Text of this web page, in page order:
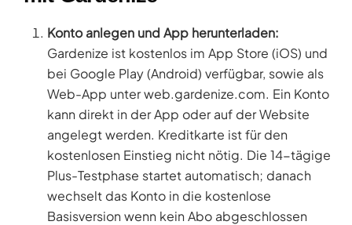
Konto anlegen und App herunterladen:
Gardenize ist kostenlos im App Store (iOS) und
bei Google Play (Android) verfügbar, sowie als
Web-App unter web.gardenize.com. Ein Konto
kann direkt in der App oder auf der Website
angelegt werden. Kreditkarte ist für den
kostenlosen Einstieg nicht nötig. Die 14-tägige
Plus-Testphase startet automatisch; danach
wechselt das Konto in die kostenlose
Basisversion wenn kein Abo abgeschlossen